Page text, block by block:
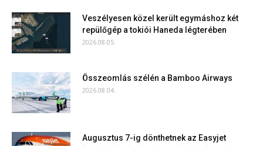
Veszélyesen közel került egymáshoz két
repülőgép a tokiói Haneda légterében
2026.08.05.
Összeomlás szélén a Bamboo Airways
2026.08.04.
Augusztus 7-ig dönthetnek az Easyjet